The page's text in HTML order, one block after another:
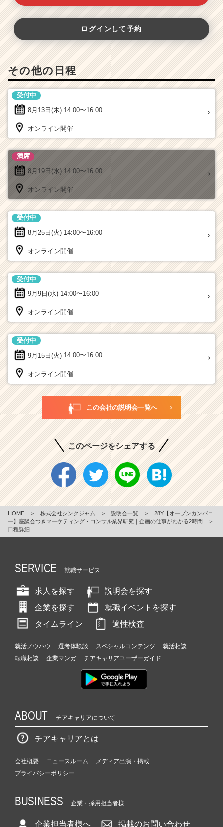
ログインして予約
その他の日程
8月13日(木) 14:00〜16:00
受付中
オンライン開催
8月19日(水) 14:00〜16:00
満席
オンライン開催
8月25日(火) 14:00〜16:00
受付中
オンライン開催
9月9日(水) 14:00〜16:00
受付中
オンライン開催
9月15日(火) 14:00〜16:00
受付中
オンライン開催
この会社の説明会一覧へ
このページをシェアする
HOME ＞ 株式会社シンクジャム ＞ 説明会一覧 ＞
28Y【オープンカンパニ
ー】座談会つきマーケティング・コンサル業界研究｜企画の仕事がわかる2時間
＞
日程詳細
SERVICE 就職サービス
求人を探す
説明会を探す
企業を探す
就職イベントを探す
タイムライン
適性検査
就活ノウハウ 選考体験談 スペシャルコンテンツ
就活相談
転職相談
企業マンガ チアキャリアユーザーガイド
ABOUT チアキャリアについて
チアキャリアとは
会社概要 ニュースルーム
メディア出演・掲載
プライバシーポリシー
BUSINESS 企業・採用担当者様
企業担当者様へ 掲載のお問い合わせ